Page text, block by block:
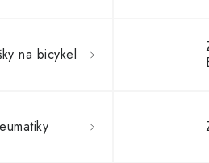
na bicykel